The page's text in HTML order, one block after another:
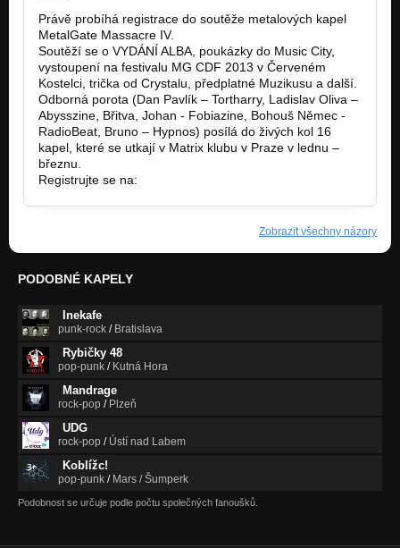
Právě probíhá registrace do soutěže metalových kapel
MetalGate Massacre IV.
Soutěží se o VYDÁNÍ ALBA, poukázky do Music City,
vystoupení na festivalu MG CDF 2013 v Červeném
Kostelci, trička od Crystalu, předplatné Muzikusu a další.
Odborná porota (Dan Pavlík – Tortharry, Ladislav Oliva –
Abysszine, Břitva, Johan - Fobiazine, Bohouš Němec -
RadioBeat, Bruno – Hypnos) posílá do živých kol 16
kapel, které se utkají v Matrix klubu v Praze v lednu –
březnu.
Registrujte se na:
Zobrazit všechny názory
PODOBNÉ KAPELY
Inekafe
punk-rock / Bratislava
Rybičky 48
pop-punk / Kutná Hora
Mandrage
rock-pop / Plzeň
UDG
rock-pop / Ústí nad Labem
Koblížc!
pop-punk / Mars / Šumperk
Podobnost se určuje podle počtu společných fanoušků.